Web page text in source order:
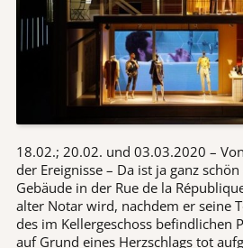
18.02.; 20.02. und 03.03.2020 –
der Ereignisse – Da ist ja ganz
Gebäude in der Rue de la
alter Notar wird, nachdem er seine
des im Kellergeschoss befindlichen
auf Grund eines Herzschlags tot